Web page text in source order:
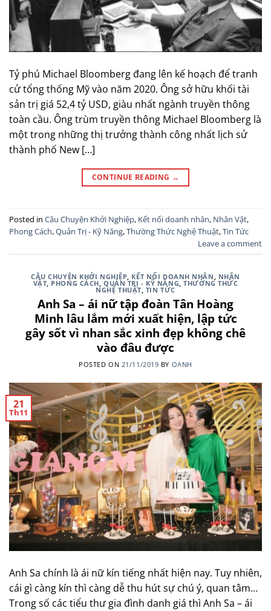
Tỷ phú Michael Bloomberg đang lên kế hoạch để tranh
cử tổng thống Mỹ vào năm 2020. Ông sở hữu khối tài
sản trị giá 52,4 tỷ USD, giàu nhất ngành truyền thông
toàn cầu. Ông trùm truyền thông Michael Bloomberg là
một trong những thị trưởng thành công nhất lịch sử
thành phố New […]
CONTINUE READING →
Posted in Câu Chuyện Khởi Nghiệp, Kết nối doanh nhân, Nhân Vật,
Phong Cách,Quản Trị - Kỹ Năng,Thường Thức Nghệ Thuật,Tin Tức
Leave a comment
CÂU CHUYỆN KHỞI NGHIỆP, KẾT NỐI DOANH NHÂN, NHÂN
VẬT, PHONG CÁCH,QUẢN TRỊ - KỸ NĂNG,THƯỜNG THỨC
NGHỆ THUẬT, TIN TỨC
Anh Sa – ái nữ tập đoàn Tân Hoàng
Minh lâu lắm mới xuất hiện, lập tức
gây sốt vì nhan sắc xinh đẹp không chê
vào đâu được
POSTED ON 21/11/2019 BY OANH
21
Th11
Anh Sa chính là ái nữ kín tiếng nhất hiện nay. Tuy nhiên,
cái gì càng kín thì càng dễ thu hút sự chú ý, quan tâm…
Trong số các tiểu thư gia đình danh giá thì Anh Sa – ái